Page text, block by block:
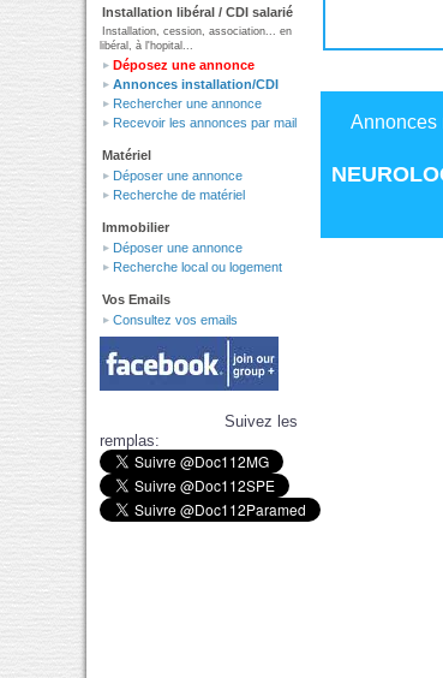
Installation libéral / CDI salarié
Installation, cession, association... en
libéral, à l'hopital...
Déposez une annonce
Annonces installation/CDI
Rechercher une annonce
Recevoir les annonces par mail
Matériel
Déposer une annonce
Recherche de matériel
Immobilier
Déposer une annonce
Recherche local ou logement
Vos Emails
Consultez vos emails
Suivez les
remplas:
Annonces